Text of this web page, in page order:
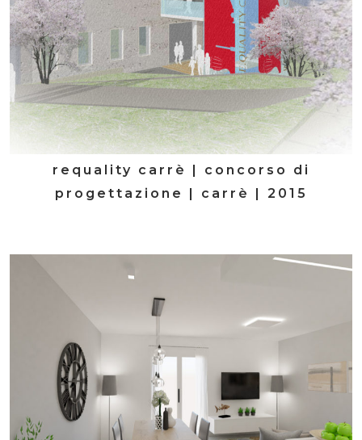
requality carrè | concorso di
progettazione | carrè | 2015